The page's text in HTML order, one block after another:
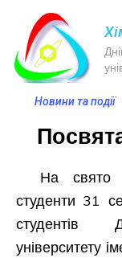
Новини та події
На свято
студенти 31
студентів
університету